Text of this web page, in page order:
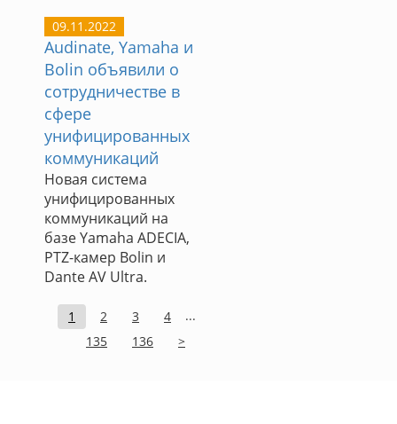
09.11.2022
Audinate, Yamaha и
Bolin объявили о
сотрудничестве в
сфере
унифицированных
коммуникаций
Новая система
унифицированных
коммуникаций на
базе Yamaha ADECIA,
PTZ-камер Bolin и
Dante AV Ultra.
1 2 3 4
...
135
136 >